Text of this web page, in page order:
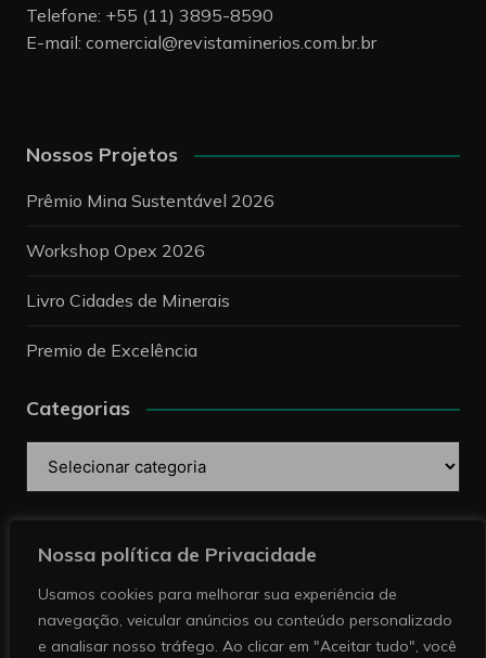
Nossa política de Privacidade
Usamos cookies para melhorar sua experiência de
navegação, veicular anúncios ou conteúdo personalizado
e analisar nosso tráfego. Ao clicar em "Aceitar tudo", você
Telefone: +55 (11) 3895-8590
E-mail: comercial@revistaminerios.com.br.br
Nossos Projetos
Prêmio Mina Sustentável 2026
Workshop Opex 2026
Livro Cidades de Minerais
Premio de Excelência
Categorias